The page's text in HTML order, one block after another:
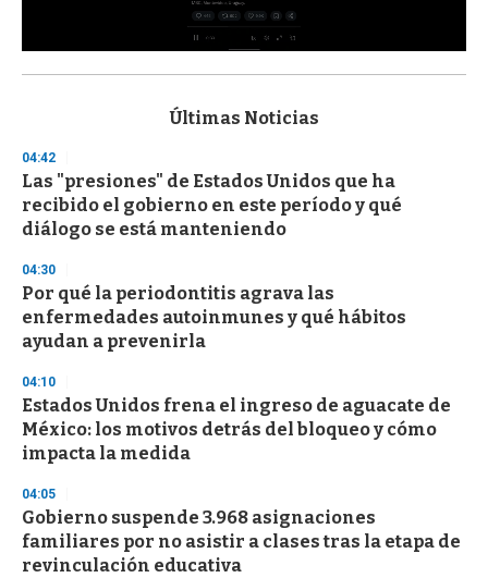
s
d
s
o
f
3
s
e
c
o
n
Últimas Noticias
04:42
Las "presiones" de Estados Unidos que ha
recibido el gobierno en este período y qué
diálogo se está manteniendo
04:30
Por qué la periodontitis agrava las
enfermedades autoinmunes y qué hábitos
ayudan a prevenirla
04:10
Estados Unidos frena el ingreso de aguacate de
México: los motivos detrás del bloqueo y cómo
impacta la medida
04:05
Gobierno suspende 3.968 asignaciones
familiares por no asistir a clases tras la etapa de
revinculación educativa